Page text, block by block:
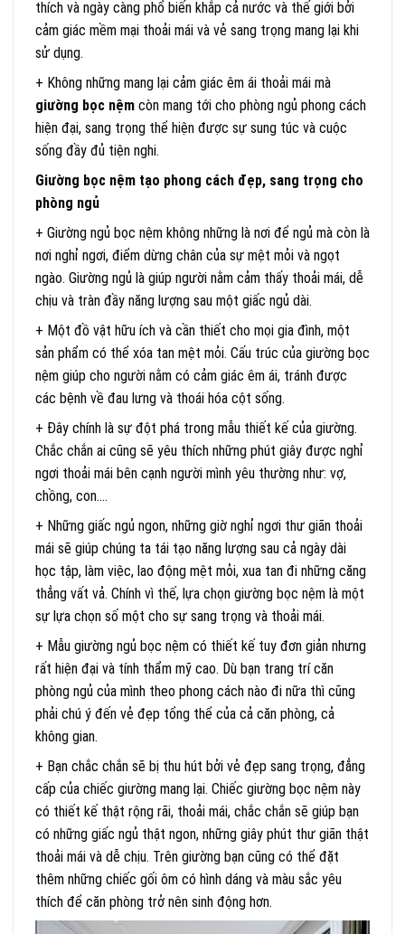
thích và ngày càng phổ biến khắp cả nước và thế giới bởi
cảm giác mềm mại thoải mái và vẻ sang trọng mang lại khi
sử dụng.
+ Không những mang lại cảm giác êm ái thoải mái mà
giường bọc nệm còn mang tới cho phòng ngủ phong cách
hiện đại, sang trọng thể hiện được sự sung túc và cuộc
sống đầy đủ tiện nghi.
Giường bọc nệm tạo phong cách đẹp, sang trọng cho
phòng ngủ
+ Giường ngủ bọc nệm không những là nơi để ngủ mà còn là
nơi nghỉ ngơi, điểm dừng chân của sự mệt mỏi và ngọt
ngào. Giường ngủ là giúp người nằm cảm thấy thoải mái, dễ
chịu và tràn đầy năng lượng sau một giấc ngủ dài.
+ Một đồ vật hữu ích và cần thiết cho mọi gia đình, một
sản phẩm có thể xóa tan mệt mỏi. Cấu trúc của giường bọc
nệm giúp cho người nằm có cảm giác êm ái, tránh được
các bệnh về đau lưng và thoái hóa cột sống.
+ Đây chính là sự đột phá trong mẫu thiết kế của giường.
Chắc chắn ai cũng sẽ yêu thích những phút giây được nghỉ
ngơi thoải mái bên cạnh người mình yêu thường như: vợ,
chồng, con….
+ Những giấc ngủ ngon, những giờ nghỉ ngơi thư giãn thoải
mái sẽ giúp chúng ta tái tạo năng lượng sau cả ngày dài
học tập, làm việc, lao động mệt mỏi, xua tan đi những căng
thẳng vất vả. Chính vì thế, lựa chọn giường bọc nệm là một
sự lựa chọn số một cho sự sang trọng và thoải mái.
+ Mẫu giường ngủ bọc nệm có thiết kế tuy đơn giản nhưng
rất hiện đại và tính thẩm mỹ cao. Dù bạn trang trí căn
phòng ngủ của mình theo phong cách nào đi nữa thì cũng
phải chú ý đến vẻ đẹp tổng thể của cả căn phòng, cả
không gian.
+ Bạn chắc chắn sẽ bị thu hút bởi vẻ đẹp sang trọng, đẳng
cấp của chiếc giường mang lại. Chiếc giường bọc nệm này
có thiết kế thật rộng rãi, thoải mái, chắc chắn sẽ giúp bạn
có những giấc ngủ thật ngon, những giây phút thư giãn thật
thoải mái và dễ chịu. Trên giường bạn cũng có thể đặt
thêm những chiếc gối ôm có hình dáng và màu sắc yêu
thích để căn phòng trở nên sinh động hơn.